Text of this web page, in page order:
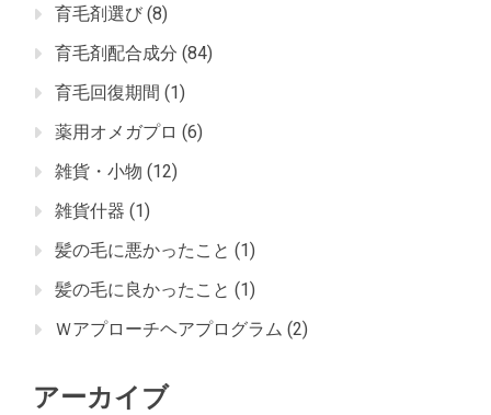
育毛剤選び (8)
育毛剤配合成分 (84)
育毛回復期間 (1)
薬用オメガプロ (6)
雑貨・小物 (12)
雑貨什器 (1)
髪の毛に悪かったこと (1)
髪の毛に良かったこと (1)
Ｗアプローチヘアプログラム (2)
アーカイブ